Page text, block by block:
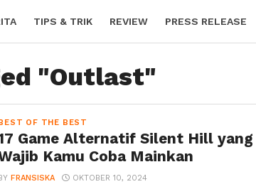
TIPS & TRIK REVIEW PRESS RELEASE
"Outlast"
OF THE BEST
Game Alternatif Silent Hill yang
Kamu Coba Mainkan
FRANSISKA OKTOBER 10, 2024